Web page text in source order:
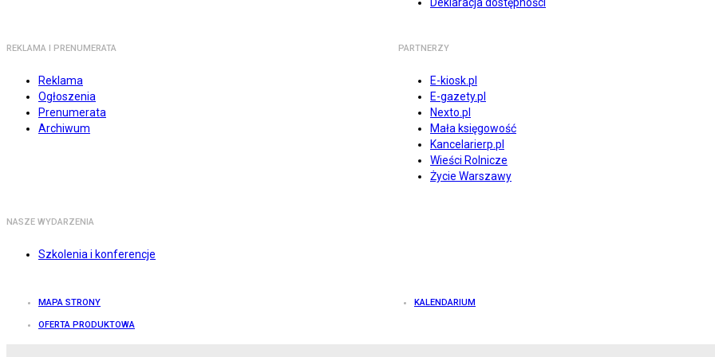
REKLAMA I PRENUMERATA
Reklama
Ogłoszenia
Prenumerata
Archiwum
PARTNERZY
E-kiosk.pl
E-gazety.pl
Nexto.pl
Mała księgowość
Kancelarierp.pl
Wieści Rolnicze
Życie Warszawy
NASZE WYDARZENIA
Szkolenia i konferencje
MAPA STRONY KALENDARIUM
OFERTA PRODUKTOWA